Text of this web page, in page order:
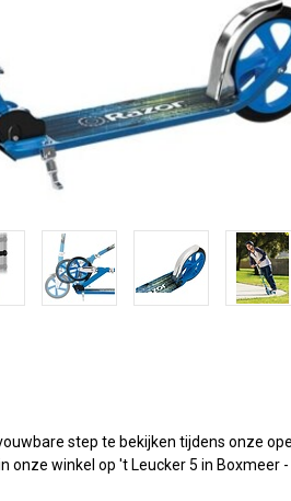
step te bekijken tijdens onze
onze winkel op 't Leucker 5 in Boxmeer -